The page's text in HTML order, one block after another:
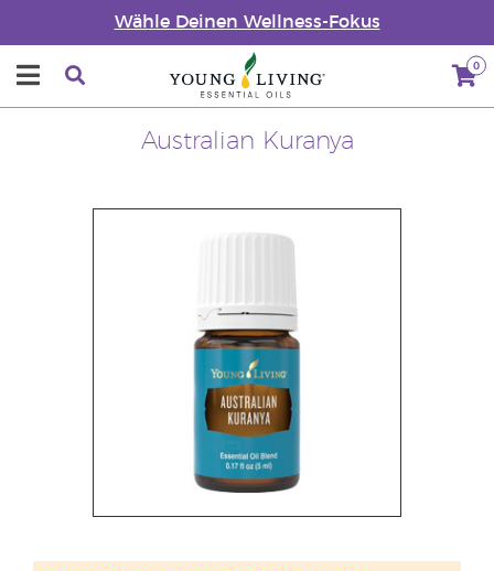
Wähle Deinen Wellness-Fokus
0
Australian Kuranya